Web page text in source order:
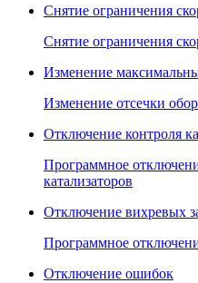
Снятие ограничения
Снятие ограничения
Изменение
Изменение отсечки
Отключение контроля
Программное
катализаторов
Отключение вихревых
Программное
Отключение ошибок